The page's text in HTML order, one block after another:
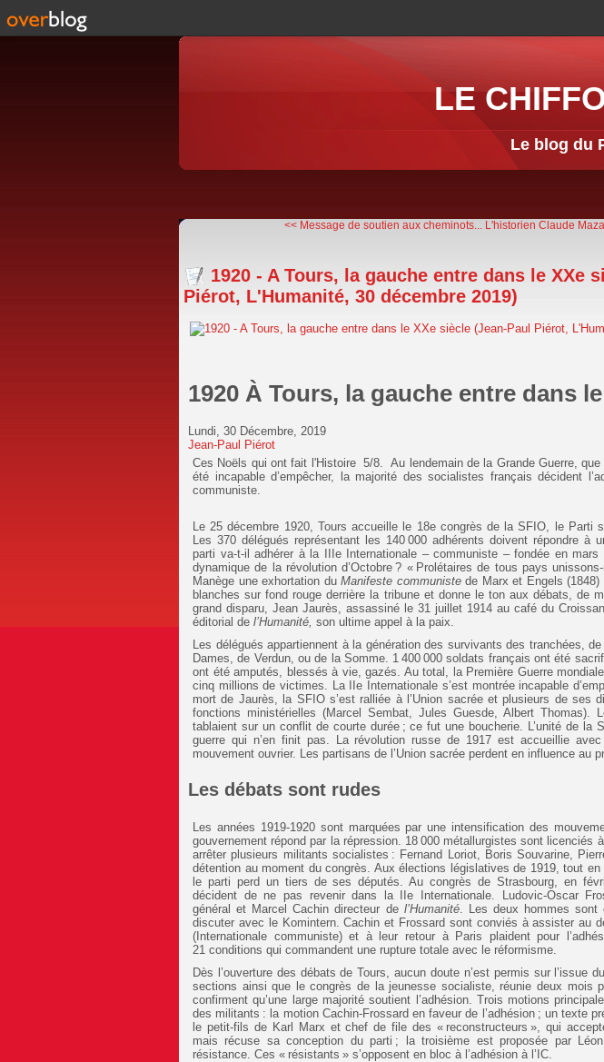
LE
Le blog du
<< Message de soutien aux cheminots... L'historien Claude
1920 - A Tours, la gauche entre dans le XXe
Piérot, L'Humanité, 30 décembre 2019)
1920 À Tours, la gauche entre dans
Lundi, 30 Décembre, 2019
Jean-Paul Piérot
Ces Noëls qui ont fait l'Histoire 5/8. Au lendemain de la Grande Guerre,
été incapable d’empêcher, la majorité des socialistes français décident
communiste.
Le 25 décembre 1920, Tours accueille le 18e congrès de la SFIO, le Parti
Les 370 délégués représentant les 140 000 adhérents doivent répondre à
parti va-t-il adhérer à la IIIe Internationale – communiste – fondée en
dynamique de la révolution d’Octobre ? « Prolétaires de tous pays
Manège une exhortation duManifeste communistede Marx et Engels (1848)
blanches sur fond rouge derrière la tribune et donne le ton aux débats, de
grand disparu, Jean Jaurès, assassiné le 31 juillet 1914 au café du
éditorial de l’Humanité, son ultime appel à la paix.
Les délégués appartiennent à la génération des survivants des tranchées,
Dames, de Verdun, ou de la Somme. 1 400 000 soldats français ont été
ont été amputés, blessés à vie, gazés. Au total, la Première Guerre
cinq millions de victimes. La IIe Internationale s’est montrée incapable
mort de Jaurès, la SFIO s’est ralliée à l’Union sacrée et plusieurs de ses
fonctions ministérielles (Marcel Sembat, Jules Guesde, Albert Thomas).
tablaient sur un conflit de courte durée ; ce fut une boucherie. L’unité de la
guerre qui n’en finit pas. La révolution russe de 1917 est accueillie
mouvement ouvrier. Les partisans de l’Union sacrée perdent en influence au
Les débats sont rudes
Les années 1919-1920 sont marquées par une intensification des
gouvernement répond par la répression. 18 000 métallurgistes sont licenciés
arrêter plusieurs militants socialistes : Fernand Loriot, Boris Souvarine,
détention au moment du congrès. Aux élections législatives de 1919, tout en
le parti perd un tiers de ses députés. Au congrès de Strasbourg, en
décident de ne pas revenir dans la IIe Internationale. Ludovic-Oscar
général et Marcel Cachin directeur de l’Humanité. Les deux hommes sont
discuter avec le Komintern. Cachin et Frossard sont conviés à assister au
(Internationale communiste) et à leur retour à Paris plaident pour
21 conditions qui commandent une rupture totale avec le réformisme.
Dès l’ouverture des débats de Tours, aucun doute n’est permis sur l’issue
sections ainsi que le congrès de la jeunesse socialiste, réunie deux mois
confirment qu’une large majorité soutient l’adhésion. Trois motions
des militants : la motion Cachin-Frossard en faveur de l’adhésion ; un texte
le petit-fils de Karl Marx et chef de file des « reconstructeurs », qui
mais récuse sa conception du parti ; la troisième est proposée par
résistance. Ces « résistants » s’opposent en bloc à l’adhésion à l’IC.